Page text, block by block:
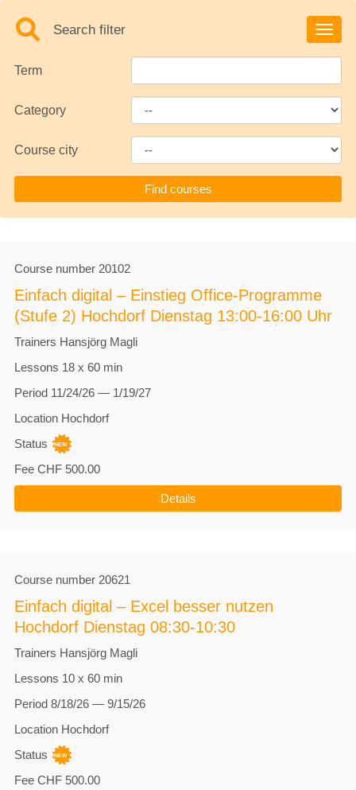
Search filter
Term
Category
Course city
Course number 20102
Einfach digital – Einstieg Office-Programme
(Stufe 2) Hochdorf Dienstag 13:00-16:00 Uhr
Trainers Hansjörg Magli
Lessons 18 x 60 min
Period 11/24/26 — 1/19/27
Location Hochdorf
Status
Fee CHF 500.00
Details
Course number 20621
Einfach digital – Excel besser nutzen
Hochdorf Dienstag 08:30-10:30
Trainers Hansjörg Magli
Lessons 10 x 60 min
Period 8/18/26 — 9/15/26
Location Hochdorf
Status
Fee CHF 500.00